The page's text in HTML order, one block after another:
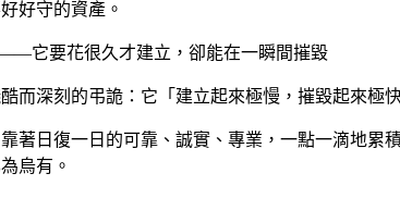
好守的資產。
它要花很久才建立，卻能在一瞬間摧毀
而深刻的弔詭：它「建立起來極慢，摧毀起來極
著日復一日的可靠、誠實、專業，一點一滴地
烏有。